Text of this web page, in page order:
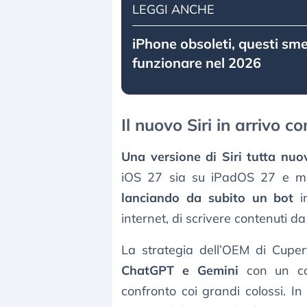
LEGGI ANCHE
iPhone obsoleti, questi
funzionare nel 2026
Il nuovo Siri in arrivo
Una versione di Siri tutta
iOS 27 sia su iPadOS 27 e
lanciando da subito un bot
internet, di scrivere contenuti
La strategia dell’OEM di
ChatGPT e Gemini con un
confronto coi grandi colossi.